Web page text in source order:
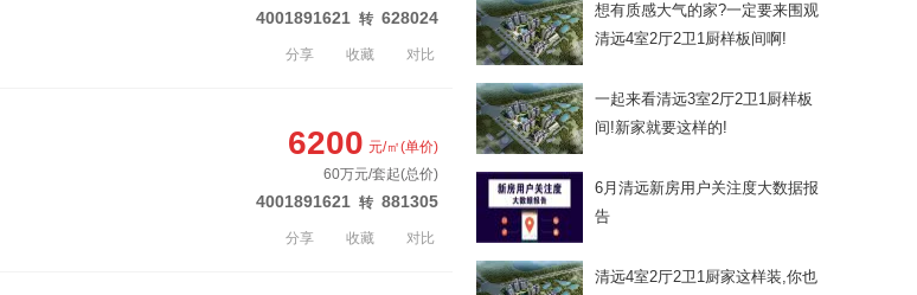
4001891621 转 628024
分享 收藏 对比
4001891621 转 881305
6200 元/㎡(单价)
60万元/套起(总价)
分享 收藏 对比
想有质感大气的家?一定要来围观
清远4室2厅2卫1厨样板间啊!
一起来看清远3室2厅2卫1厨样板
间!新家就要这样的!
6月清远新房用户关注度大数据报
告
清远4室2厅2卫1厨家这样装,你也